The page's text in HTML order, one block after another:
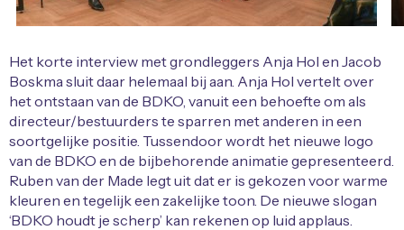
Het korte interview met grondleggers Anja Hol en Jacob
Boskma sluit daar helemaal bij aan. Anja Hol vertelt over
het ontstaan van de BDKO, vanuit een behoefte om als
directeur/bestuurders te sparren met anderen in een
soortgelijke positie. Tussendoor wordt het nieuwe logo
van de BDKO en de bijbehorende animatie gepresenteerd.
Ruben van der Made legt uit dat er is gekozen voor warme
kleuren en tegelijk een zakelijke toon. De nieuwe slogan
‘BDKO houdt je scherp’ kan rekenen op luid applaus.